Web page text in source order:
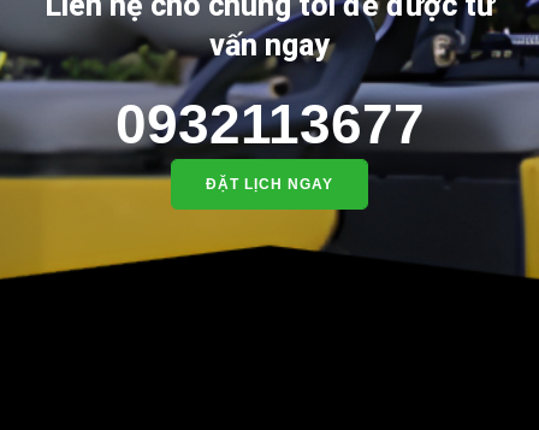
vấn ngay
0932113677
ĐẶT LỊCH NGAY